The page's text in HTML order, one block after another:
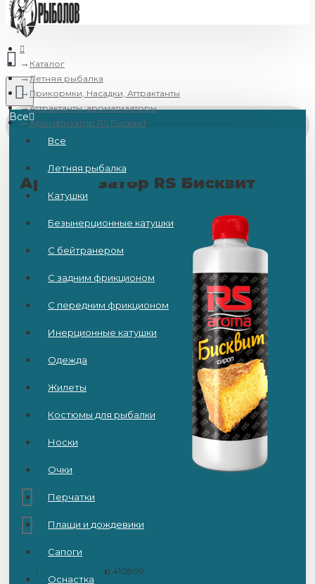
Все
Все
Летняя рыбалка
Катушки
Безынерционные катушки
С бейтранером
С задним фрикционом
С передним фрикционом
Инерционные катушки
Одежда
Жилеты
Костюмы для рыбалки
Носки
Очки
Перчатки
Плащи и дождевики
Сапоги
Оснастка
Каталог
Летняя рыбалка
Прикормки, Насадки, Аттрактанты
Аттрактанты, ароматизаторы
Ароматизатор RS Бисквит
Ароматизатор RS Бисквит
Код товара: 410809